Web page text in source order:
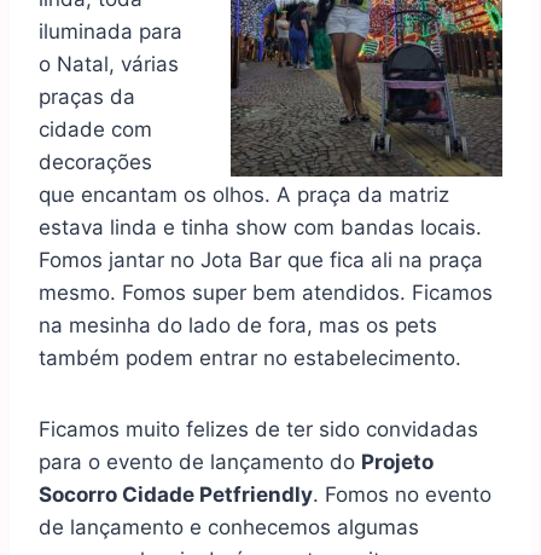
iluminada para
o Natal, várias
praças da
cidade com
decorações
que encantam os olhos. A praça da matriz
estava linda e tinha show com bandas locais.
Fomos jantar no Jota Bar que fica ali na praça
mesmo. Fomos super bem atendidos. Ficamos
na mesinha do lado de fora, mas os pets
também podem entrar no estabelecimento.
Ficamos muito felizes de ter sido convidadas
para o evento de lançamento do Projeto
Socorro Cidade Petfriendly. Fomos no evento
de lançamento e conhecemos algumas